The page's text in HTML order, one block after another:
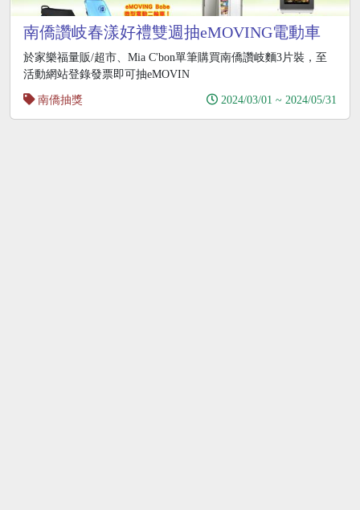
南僑讚岐春漾好禮雙週抽eMOVING電動車
於家樂福量販/超市、Mia C'bon單筆購買南僑讚岐麵3片裝，至
活動網站登錄發票即可抽eMOVIN
南僑抽獎
2024/03/01 ~ 2024/05/31